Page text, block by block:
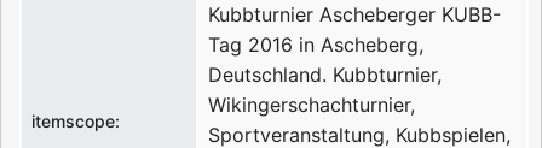
itemscope:
Kubbturnier Ascheberger KUBB-
Tag 2016 in Ascheberg,
Deutschland. Kubbturnier,
Wikingerschachturnier,
Sportveranstaltung, Kubbspielen,